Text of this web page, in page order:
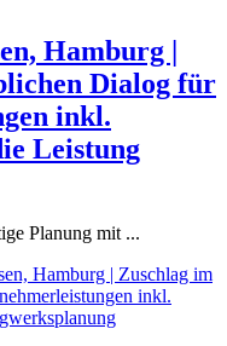
Hamburg |
Dialog für
inkl.
Leistung
Planung mit ...
Hamburg | Zuschlag im
inkl.